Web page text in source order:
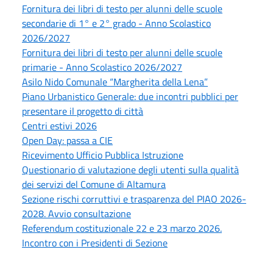
Fornitura dei libri di testo per alunni delle scuole
secondarie di 1° e 2° grado - Anno Scolastico
2026/2027
Fornitura dei libri di testo per alunni delle scuole
primarie - Anno Scolastico 2026/2027
Asilo Nido Comunale “Margherita della Lena”
Piano Urbanistico Generale: due incontri pubblici per
presentare il progetto di città
Centri estivi 2026
Open Day: passa a CIE
Ricevimento Ufficio Pubblica Istruzione
Questionario di valutazione degli utenti sulla qualità
dei servizi del Comune di Altamura
Sezione rischi corruttivi e trasparenza del PIAO 2026-
2028. Avvio consultazione
Referendum costituzionale 22 e 23 marzo 2026.
Incontro con i Presidenti di Sezione